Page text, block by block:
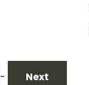
- Next